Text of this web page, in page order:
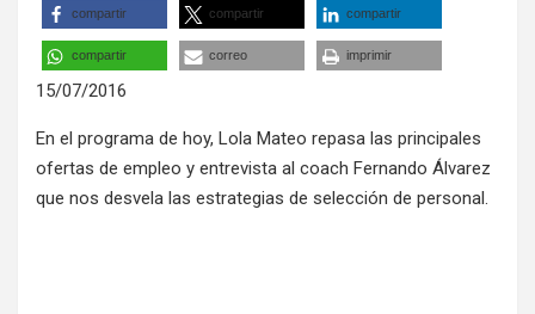
compartir compartir compartir
compartir correo imprimir
15/07/2016
En el programa de hoy, Lola Mateo repasa las principales
ofertas de empleo y entrevista al coach Fernando Álvarez
que nos desvela las estrategias de selección de personal.